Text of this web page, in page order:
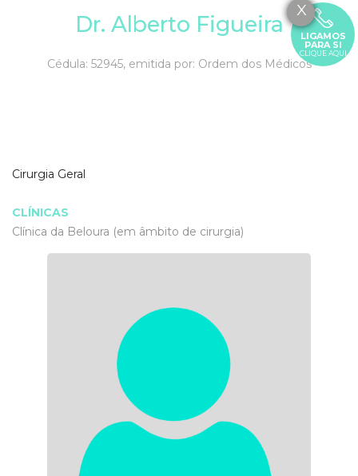
X
LIGAMOS
PARA SI
CLIQUE AQUI
Dr. Alberto Figueira
Cédula: 52945, emitida por: Ordem dos Médicos
Cirurgia Geral
CLÍNICAS
Clínica da Beloura (em âmbito de cirurgia)